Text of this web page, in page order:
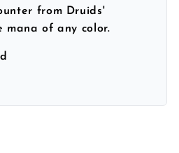
from Druids'
mana of any color.